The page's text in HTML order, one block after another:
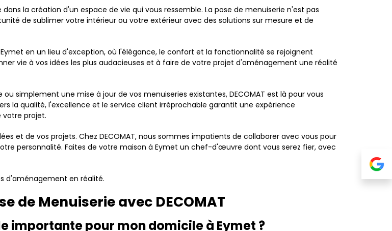
la création d'un espace de vie qui vous ressemble. La pose de menuiserie n'est pas
de sublimer votre intérieur ou votre extérieur avec des solutions sur mesure et de
en un lieu d'exception, où l'élégance, le confort et la fonctionnalité se rejoignent
vie à vos idées les plus audacieuses et à faire de votre projet d'aménagement une réalité
simplement une mise à jour de vos menuiseries existantes, DECOMAT est là pour vous
la qualité, l'excellence et le service client irréprochable garantit une expérience
votre projet.
et de vos projets. Chez DECOMAT, nous sommes impatients de collaborer avec vous pour
personnalité. Faites de votre maison à Eymet un chef-d'œuvre dont vous serez fier, avec
d'aménagement en réalité.
de Menuiserie avec DECOMAT
importante pour mon domicile à Eymet ?